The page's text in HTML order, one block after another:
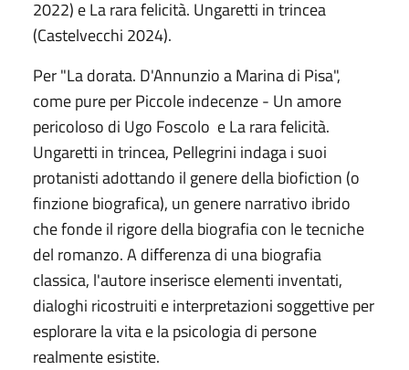
2022) e La rara felicità. Ungaretti in trincea
(Castelvecchi 2024).
Per "La dorata. D'Annunzio a Marina di Pisa",
come pure per Piccole indecenze - Un amore
pericoloso di Ugo Foscolo e La rara felicità.
Ungaretti in trincea, Pellegrini indaga i suoi
protanisti adottando il genere della biofiction (o
finzione biografica), un genere narrativo ibrido
che fonde il rigore della biografia con le tecniche
del romanzo. A differenza di una biografia
classica, l'autore inserisce elementi inventati,
dialoghi ricostruiti e interpretazioni soggettive per
esplorare la vita e la psicologia di persone
realmente esistite.